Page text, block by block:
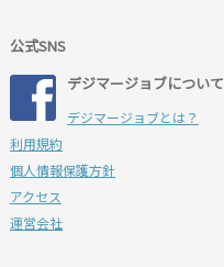
公式SNS
デジマージョブについて
デジマージョブとは？
利用規約
個人情報保護方針
アクセス
運営会社